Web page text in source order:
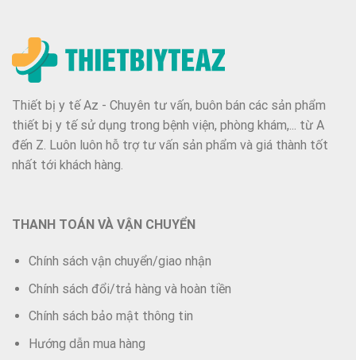
Thiết bị y tế Az - Chuyên tư vấn, buôn bán các sản phẩm
thiết bị y tế sử dụng trong bệnh viện, phòng khám,... từ A
đến Z. Luôn luôn hỗ trợ tư vấn sản phẩm và giá thành tốt
nhất tới khách hàng.
THANH TOÁN VÀ VẬN CHUYỂN
Chính sách vận chuyển/giao nhận
Chính sách đổi/trả hàng và hoàn tiền
Chính sách bảo mật thông tin
Hướng dẫn mua hàng